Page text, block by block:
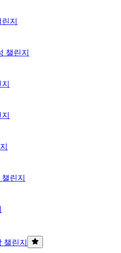
지
챌린지
린지
챌린지